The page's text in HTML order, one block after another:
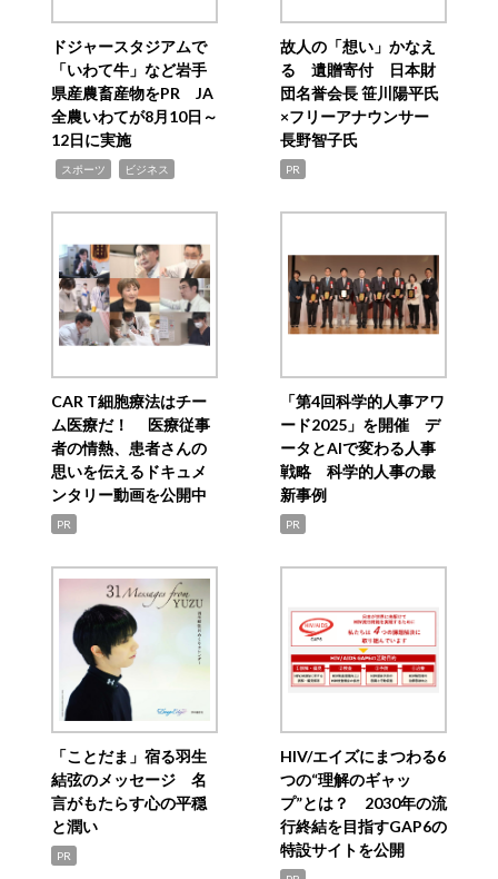
ドジャースタジアムで
「いわて牛」など岩手
県産農畜産物をPR JA
全農いわてが8月10日～
12日に実施
スポーツ ビジネス
故人の「想い」かなえ
る 遺贈寄付 日本財
団名誉会長 笹川陽平氏
×フリーアナウンサー
長野智子氏
PR
CAR T細胞療法はチー
ム医療だ！ 医療従事
者の情熱、患者さんの
思いを伝えるドキュメ
ンタリー動画を公開中
PR
「第4回科学的人事アワ
ード2025」を開催 デ
ータとAIで変わる人事
戦略 科学的人事の最
新事例
PR
「ことだま」宿る羽生
結弦のメッセージ 名
言がもたらす心の平穏
と潤い
PR
HIV/エイズにまつわる6
つの“理解のギャッ
プ”とは？ 2030年の流
行終結を目指すGAP6の
特設サイトを公開